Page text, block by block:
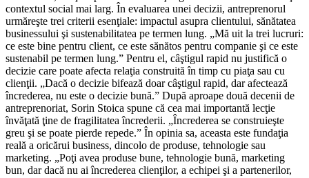
contextul social mai larg. În evaluarea unei decizii, antreprenorul
urmăreşte trei criterii esenţiale: impactul asupra clientului, sănătatea
businessului şi sustenabilitatea pe termen lung. „Mă uit la trei lucruri:
ce este bine pentru client, ce este sănătos pentru companie şi ce este
sustenabil pe termen lung.” Pentru el, câştigul rapid nu justifică o
decizie care poate afecta relaţia construită în timp cu piaţa sau cu
clienţii. „Dacă o decizie bifează doar câştigul rapid, dar afectează
încrederea, nu este o decizie bună.” După aproape două decenii de
antreprenoriat, Sorin Stoica spune că cea mai importantă lecţie
învăţată ţine de fragilitatea încrederii. „Încrederea se construieşte
greu şi se poate pierde repede.” În opinia sa, aceasta este fundaţia
reală a oricărui business, dincolo de produse, tehnologie sau
marketing. „Poţi avea produse bune, tehnologie bună, marketing
bun, dar dacă nu ai încrederea clienţilor, a echipei şi a partenerilor,